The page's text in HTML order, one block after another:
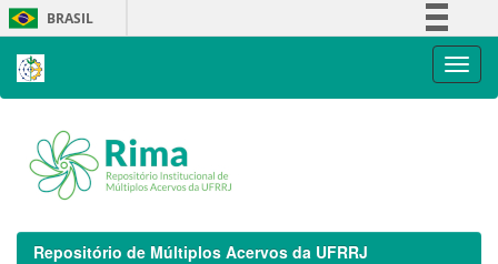
Skip
navigation
BRASIL
Repositório de Múltiplos Acervos da UFRRJ